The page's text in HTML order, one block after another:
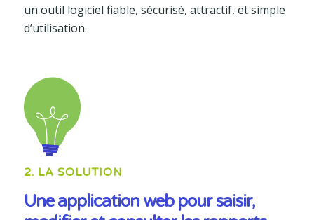
un outil logiciel fiable, sécurisé, attractif, et simple
d’utilisation.
2. LA SOLUTION
Une application web pour saisir,